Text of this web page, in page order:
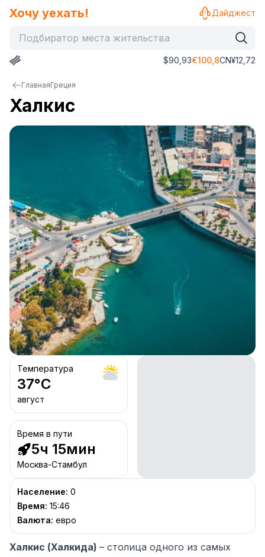
Хочу уехать!
$90,93€100,8CN¥12,72
Дайджест
ГлавнаяГреция
Халкиc
Температура
37°C
август
Время в пути
5ч 15мин
Москва-Стамбул
Население: 0
Время: 15:46
Валюта: евро
Халкис (Халкида) – столица одного из самых